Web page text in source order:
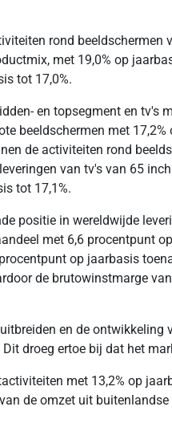
rond
met 19,0% op
tot 17,0%.
en topsegment en
beeldschermen met
de activiteiten rond
van tv's van 65
tot 17,1%.
positie in wereldwijde
met 6,6 procentpunt
op jaarbasis
de brutowinstmarge
en de
droeg ertoe bij dat het
met 13,2% op
de omzet uit